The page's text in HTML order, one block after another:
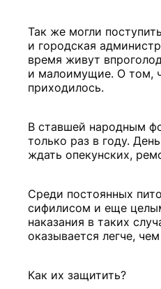
Так же могли
и городская
время живут
и малоимущие. О том,
приходилось.
В ставшей народным
только раз в году.
ждать опекунских,
Среди постоянных
сифилисом и еще
наказания в таких
оказывается легче,
Как их защитить?